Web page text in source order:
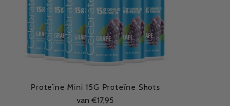
Proteïne Mini 15G Proteïne Shots
van €17,95